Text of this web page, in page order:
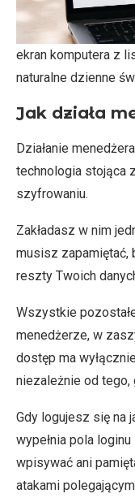
ekran komputera z
naturalne dzienne
Jak działa
Działanie
technologia stojąca
szyfrowaniu.
Zakładasz w nim
musisz zapamiętać,
reszty Twoich
Wszystkie
menedżerze, w
dostęp ma
niezależnie od tego,
Gdy logujesz się na
wypełnia pola
wpisywać ani
atakami